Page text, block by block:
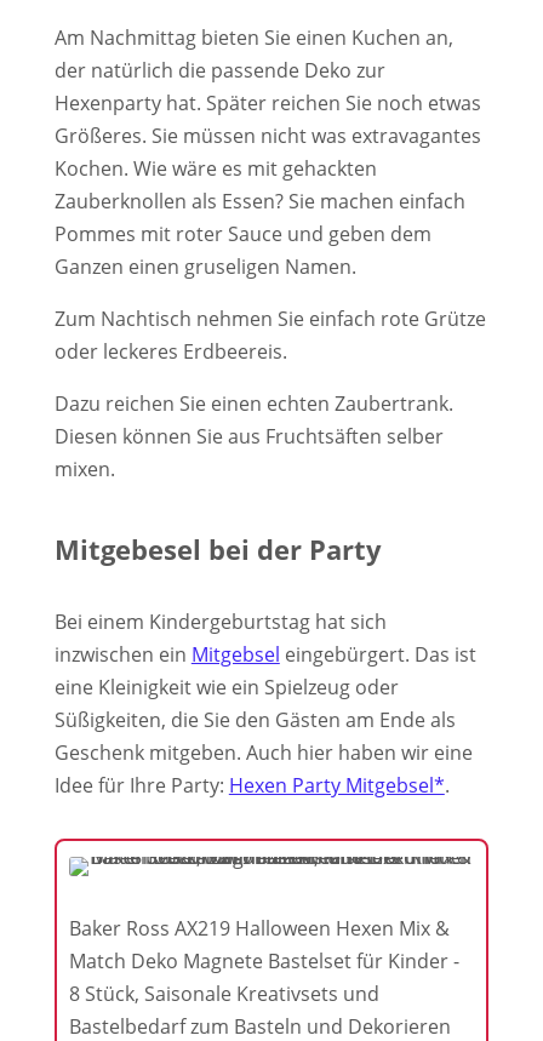
Am Nachmittag bieten Sie einen Kuchen an,
der natürlich die passende Deko zur
Hexenparty hat. Später reichen Sie noch etwas
Größeres. Sie müssen nicht was extravagantes
Kochen. Wie wäre es mit gehackten
Zauberknollen als Essen? Sie machen einfach
Pommes mit roter Sauce und geben dem
Ganzen einen gruseligen Namen.
Zum Nachtisch nehmen Sie einfach rote Grütze
oder leckeres Erdbeereis.
Dazu reichen Sie einen echten Zaubertrank.
Diesen können Sie aus Fruchtsäften selber
mixen.
Mitgebesel bei der Party
Bei einem Kindergeburtstag hat sich
inzwischen ein Mitgebsel eingebürgert. Das ist
eine Kleinigkeit wie ein Spielzeug oder
Süßigkeiten, die Sie den Gästen am Ende als
Geschenk mitgeben. Auch hier haben wir eine
Idee für Ihre Party: Hexen Party Mitgebsel*.
Baker Ross AX219 Halloween Hexen Mix &
Match Deko Magnete Bastelset für Kinder -
8 Stück, Saisonale Kreativsets und
Bastelbedarf zum Basteln und Dekorieren